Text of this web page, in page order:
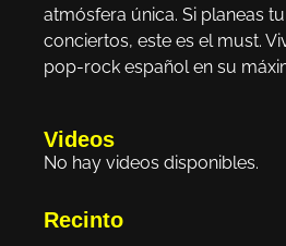
atmósfera única. Si planeas
conciertos, este es el must.
pop-rock español en su
Videos
No hay videos disponibles.
Recinto